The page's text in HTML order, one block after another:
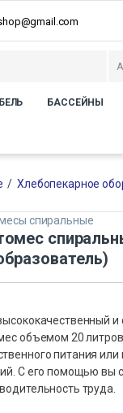
БАССЕЙНЫ
/ Хлебопекарное
спиральные
объемом 20
питания
С его помощью вы
труда.